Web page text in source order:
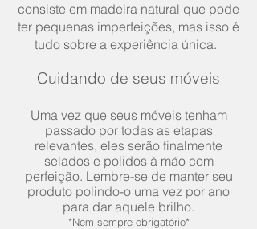
consiste em madeira natural que pode
ter pequenas imperfeições, mas isso é
tudo sobre a experiência única.
Cuidando de seus móveis
Uma vez que seus móveis tenham
passado por todas as etapas
relevantes, eles serão finalmente
selados e polidos à mão com
perfeição. Lembre-se de manter seu
produto polindo-o uma vez por ano
para dar aquele brilho.
*Nem sempre obrigatório*